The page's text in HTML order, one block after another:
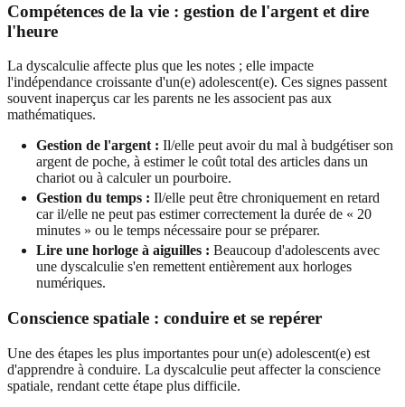
Compétences de la vie : gestion de l'argent et dire
l'heure
La dyscalculie affecte plus que les notes ; elle impacte
l'indépendance croissante d'un(e) adolescent(e). Ces signes passent
souvent inaperçus car les parents ne les associent pas aux
mathématiques.
Gestion de l'argent : Il/elle peut avoir du mal à budgétiser son
argent de poche, à estimer le coût total des articles dans un
chariot ou à calculer un pourboire.
Gestion du temps : Il/elle peut être chroniquement en retard
car il/elle ne peut pas estimer correctement la durée de « 20
minutes » ou le temps nécessaire pour se préparer.
Lire une horloge à aiguilles : Beaucoup d'adolescents avec
une dyscalculie s'en remettent entièrement aux horloges
numériques.
Conscience spatiale : conduire et se repérer
Une des étapes les plus importantes pour un(e) adolescent(e) est
d'apprendre à conduire. La dyscalculie peut affecter la conscience
spatiale, rendant cette étape plus difficile.